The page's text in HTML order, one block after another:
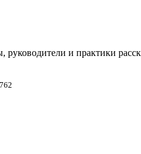
руководители и практики